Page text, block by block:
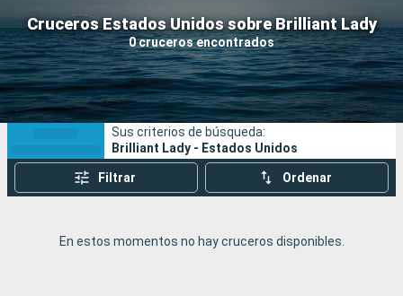
Cruceros Estados Unidos sobre Brilliant Lady
0 cruceros encontrados
Nuestros destinos
Fecha de salida
Puertos Compañías
Buscar
Sus criterios de búsqueda:
Brilliant Lady - Estados Unidos
Filtrar Ordenar
En estos momentos no hay cruceros disponibles.